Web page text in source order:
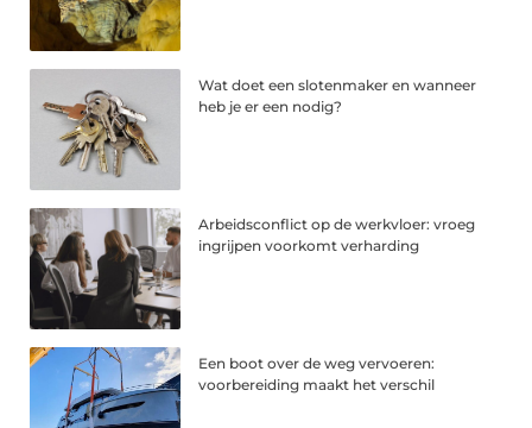
Wat doet een slotenmaker en wanneer
heb je er een nodig?
Arbeidsconflict op de werkvloer: vroeg
ingrijpen voorkomt verharding
Een boot over de weg vervoeren:
voorbereiding maakt het verschil